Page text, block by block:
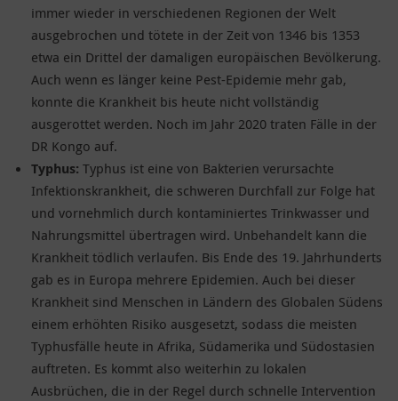
immer wieder in verschiedenen Regionen der Welt
ausgebrochen und tötete in der Zeit von 1346 bis 1353
etwa ein Drittel der damaligen europäischen Bevölkerung.
Auch wenn es länger keine Pest-Epidemie mehr gab,
konnte die Krankheit bis heute nicht vollständig
ausgerottet werden. Noch im Jahr 2020 traten Fälle in der
DR Kongo auf.
Typhus: Typhus ist eine von Bakterien verursachte
Infektionskrankheit, die schweren Durchfall zur Folge hat
und vornehmlich durch kontaminiertes Trinkwasser und
Nahrungsmittel übertragen wird. Unbehandelt kann die
Krankheit tödlich verlaufen. Bis Ende des 19. Jahrhunderts
gab es in Europa mehrere Epidemien. Auch bei dieser
Krankheit sind Menschen in Ländern des Globalen Südens
einem erhöhten Risiko ausgesetzt, sodass die meisten
Typhusfälle heute in Afrika, Südamerika und Südostasien
auftreten. Es kommt also weiterhin zu lokalen
Ausbrüchen, die in der Regel durch schnelle Intervention